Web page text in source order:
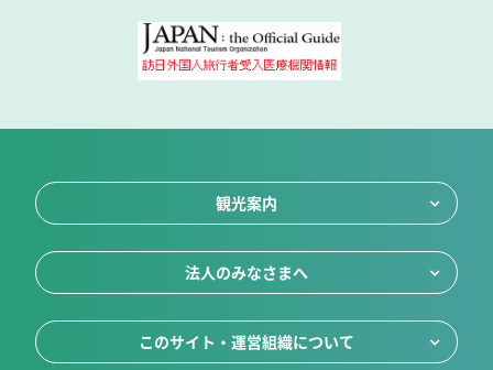
観光案内
法人のみなさまへ
このサイト・運営組織について